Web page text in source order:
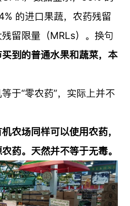
的进口果蔬，农药残留
留限量（MRLs）。换句
到的普通水果和蔬菜，本
于“零农药”，实际上并不
农场同样可以使用农药，
药。天然并不等于无毒。